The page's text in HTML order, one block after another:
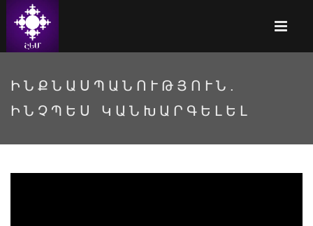
ԻՆՔՆԱՍՊԱՆՈՒԹՅՈՒՆ.
ԻՆՉՊԵՍ ԿԱՆԽԱՐԳԵԼԵԼ